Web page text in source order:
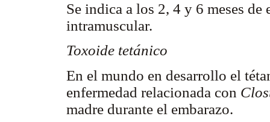
Se indica a los 2, 4 y 6 meses
intramuscular.
Toxoide tetánico
En el mundo en desarrollo el
enfermedad relacionada con
madre durante el embarazo.